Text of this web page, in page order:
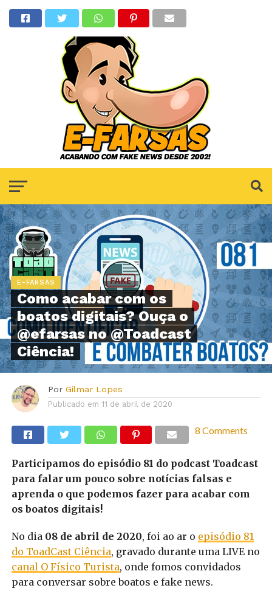
E-FARSAS
Como acabar com os
boatos digitais? Ouça o
@efarsas no @Toadcast
Ciência!
Por Gilmar Lopes
Publicado em 11 de abril de 2020
8 Comments
Participamos do episódio 81 do podcast Toadcast
para falar um pouco sobre notícias falsas e
aprenda o que podemos fazer para acabar com
os boatos digitais!
No dia 08 de abril de 2020, foi ao ar o episódio 81
do ToadCast Ciência, gravado durante uma LIVE no
canal O Físico Turista, onde fomos convidados
para conversar sobre boatos e fake news.